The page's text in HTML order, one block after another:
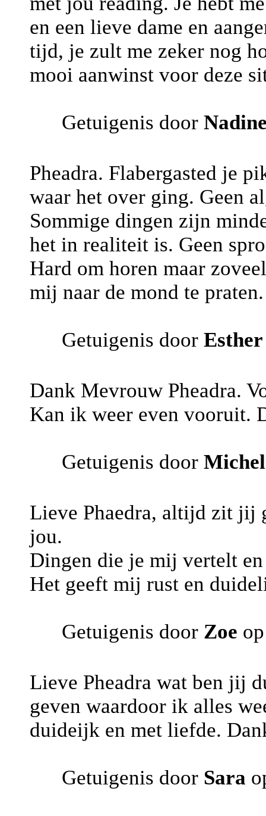
en een lieve dame en
tijd, je zult me zeker nog
mooi aanwinst voor deze
Getuigenis door
Pheadra. Flabergasted je
waar het over ging. Geen
Sommige dingen zijn
het in realiteit is. Geen
Hard om horen maar
mij naar de mond te
Getuigenis door Esther
Dank Mevrouw Pheadra.
Kan ik weer even vooruit.
Getuigenis door
Lieve Phaedra, altijd zit jij
jou.
Dingen die je mij vertelt
Het geeft mij rust en
Getuigenis door Zoe
Lieve Pheadra wat ben jij
geven waardoor ik alles
duideijk en met liefde.
Getuigenis door Sara